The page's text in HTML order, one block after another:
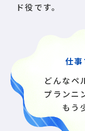
ド役です。
仕
どんなペ
プランニ
もう